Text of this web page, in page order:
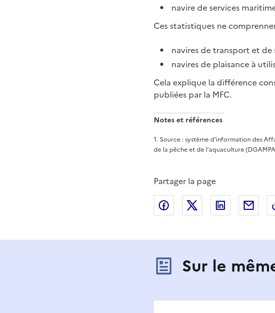
navire de services
Ces statistiques ne
navires de transport et de
navires de plaisance à
Cela explique la différence
publiées par la MFC.
Notes et références
1. Source : système d’information des
de la pêche et de l’aquaculture
Partager la page
Partager sur Facebook
Partager sur X
Partager
Sur le